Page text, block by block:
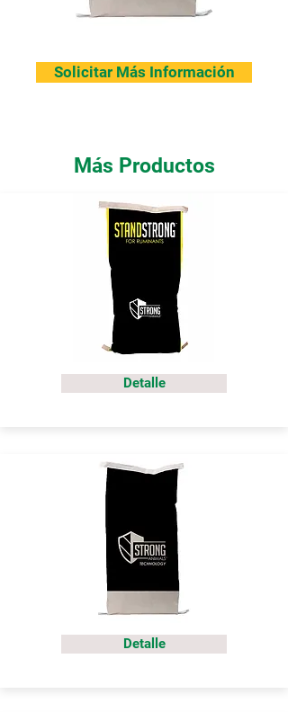
Solicitar Más Información
Más Productos
Detalle
Detalle